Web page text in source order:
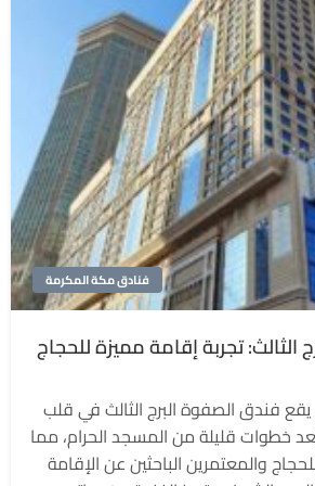
فنادق مكة المكرمة
تجربة إقامة مميزة للحجاج
فندق الصفوة البرج الثالث في قلب
خطوات قليلة من المسجد الحرام، مما
والمعتمرين الباحثين عن الإقامة